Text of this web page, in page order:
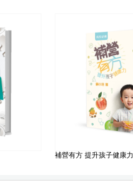
補營有方 提升孩子健康力